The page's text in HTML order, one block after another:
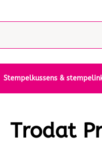
Stempelkussens &
Trodat